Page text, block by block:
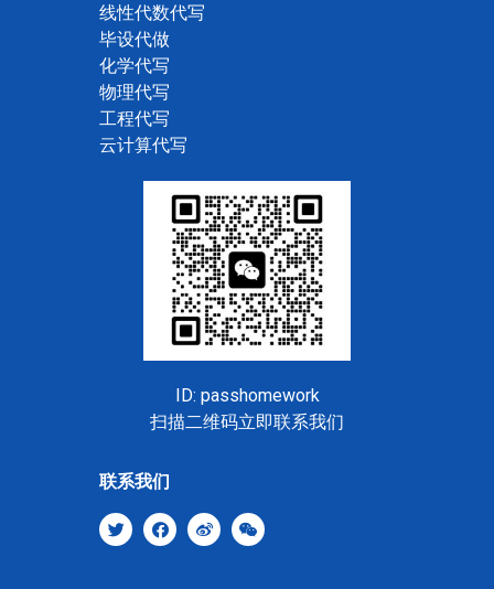
线性代数代写
毕设代做
化学代写
物理代写
工程代写
云计算代写
ID: passhomework
扫描二维码立即联系我们
联系我们